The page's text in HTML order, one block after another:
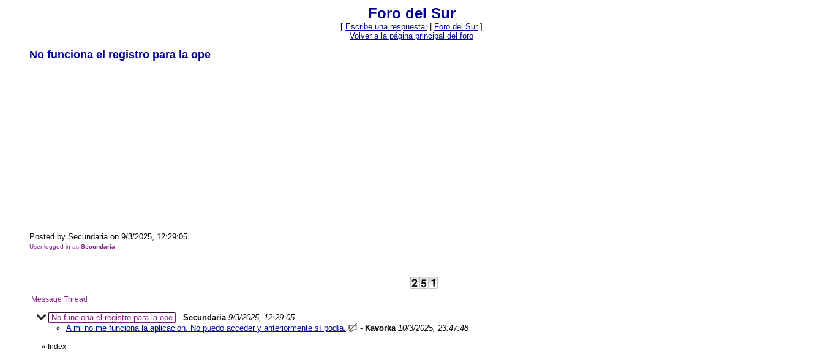
Foro del Sur
[ Escribe una respuesta: Foro del Sur]
Volver a la página principal del foro
No funciona el registro para la ope
Posted by Secundaria on 9/3/2025, 12:29:05
User logged in as Secundaria
Message Thread
No funciona el registro para la ope - Secundaria 9/3/2025, 12:29:05
A mi no me funciona la aplicación. No puedo acceder y anteriormente sí podía.
- Kavorka 10/3/2025, 23:47:48
« Index